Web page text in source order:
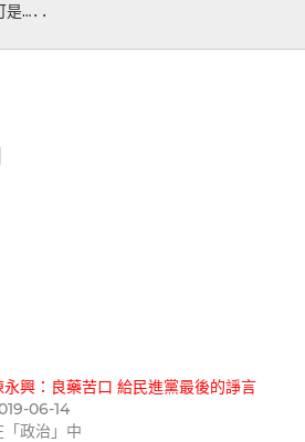
是…..
永興：良藥苦口 給民進黨最後的諍言
06-14
「政治」中